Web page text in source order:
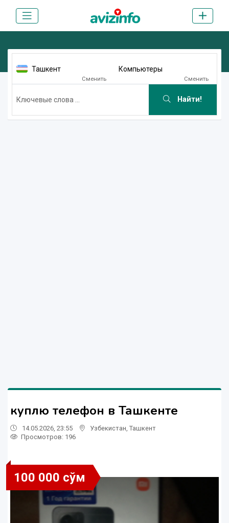
Ташкент
Сменить
Компьютеры
Сменить
Найти!
куплю телефон в Ташкенте
14.05.2026, 23:55 Узбекистан Ташкент
Просмотров: 196
100 000 сўм